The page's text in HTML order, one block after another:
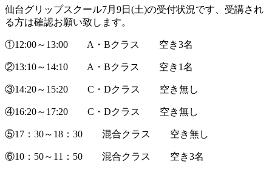
仙台グリップスクール7月9日(土)の受付状況です、受講され
る方は確認お願い致します。
①12:00～13:00 A・Bクラス 空き3名
②13:10～14:10 A・Bクラス 空き1名
③14:20～15:20 C・Dクラス 空き無し
④16:20～17:20 C・Dクラス 空き無し
⑤17：30～18：30 混合クラス 空き無し
⑥10：50～11：50 混合クラス 空き3名